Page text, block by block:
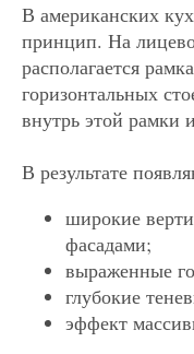
В американских
принцип. На
располагается
горизонтальных
внутрь этой рамки
В результате
широкие
фасадами;
выраженные
глубокие
эффект